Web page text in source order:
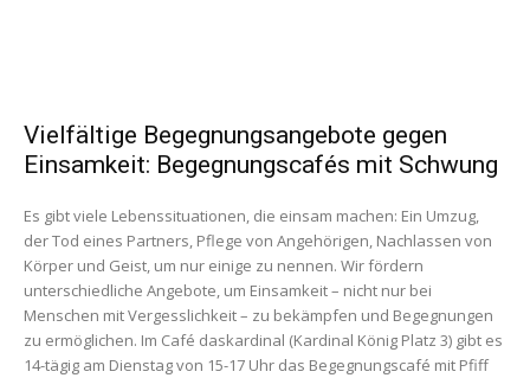
Vielfältige Begegnungsangebote gegen
Einsamkeit: Begegnungscafés mit Schwung
Es gibt viele Lebenssituationen, die einsam machen: Ein Umzug,
der Tod eines Partners, Pflege von Angehörigen, Nachlassen von
Körper und Geist, um nur einige zu nennen. Wir fördern
unterschiedliche Angebote, um Einsamkeit – nicht nur bei
Menschen mit Vergesslichkeit – zu bekämpfen und Begegnungen
zu ermöglichen. Im Café daskardinal (Kardinal König Platz 3) gibt es
14-tägig am Dienstag von 15-17 Uhr das Begegnungscafé mit Pfiff